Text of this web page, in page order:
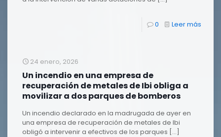
0 Leer más
24 enero, 2026
Un incendio en una empresa de
recuperación de metales de Ibi obliga a
movilizar a dos parques de bomberos
Un incendio declarado en la madrugada de ayer en
una empresa de recuperación de metales de Ibi
obligó a intervenir a efectivos de los parques […]